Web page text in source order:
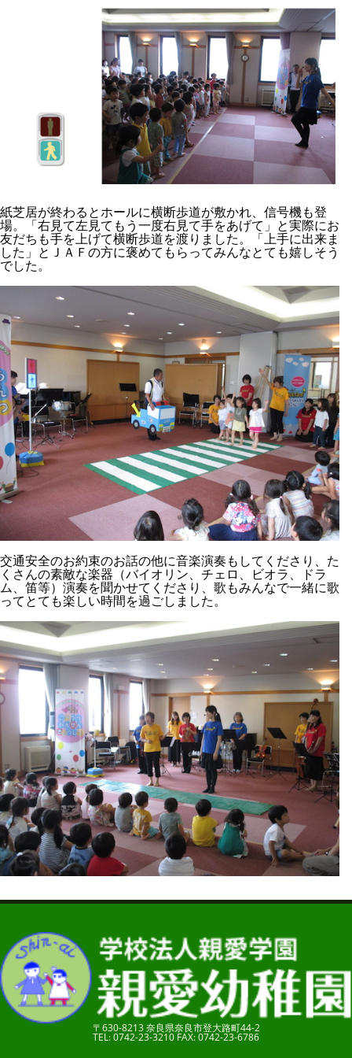
紙芝居が終わるとホールに横断歩道が敷かれ、信号機も登
場。「右見て左見てもう一度右見て手をあげて」と実際にお
友だちも手を上げて横断歩道を渡りました。「上手に出来ま
した」とＪＡＦの方に褒めてもらってみんなとても嬉しそう
でした。
交通安全のお約束のお話の他に音楽演奏もしてくださり、た
くさんの素敵な楽器（バイオリン、チェロ、ビオラ、ドラ
ム、笛等）演奏を聞かせてくださり、歌もみんなで一緒に歌
ってとても楽しい時間を過ごしました。
〒630-8213 奈良県奈良市登大路町44-2
TEL: 0742-23-3210 FAX: 0742-23-6786